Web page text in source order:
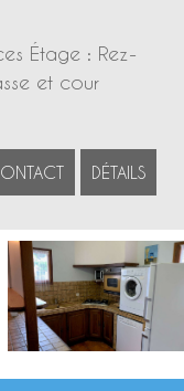
Étage : Rez-
et cour
DÉTAILS